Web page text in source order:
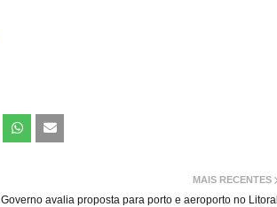
MAIS RECENTES
Governo avalia proposta para porto e aeroporto no Litoral